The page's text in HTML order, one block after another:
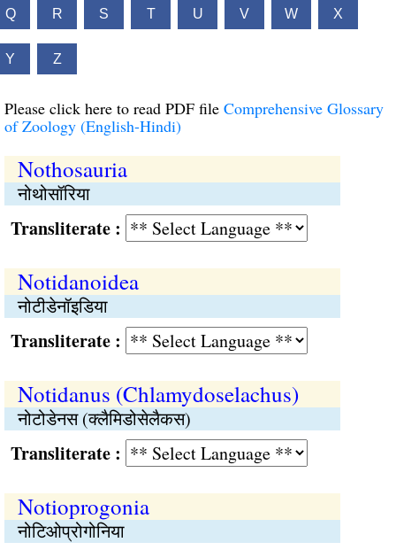
Q R S T U V W X
Y Z
Please click here to read PDF file Comprehensive Glossary
of Zoology (English-Hindi)
Nothosauria
नोथोसॉरिया
:
Notidanoidea
नोटीडेनॉइडिया
:
Notidanus (Chlamydoselachus)
नोटोडेनस (क्लैमिडोसेलैकस)
:
Notioprogonia
नोटिओप्रोगोनिया